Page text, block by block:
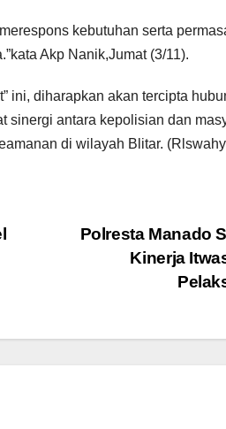
kebutuhan serta
Akp Nanik,Jumat (3/11).
ini, diharapkan akan tercipta
sinergi antara kepolisian dan
di wilayah Blitar.
Polresta Manado
Kinerja